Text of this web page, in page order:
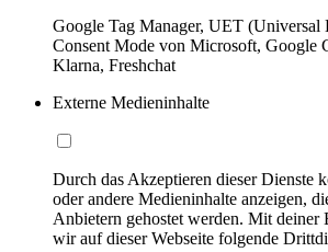
Google Tag Manager, UET (Universal
Consent Mode von Microsoft, Google
Klarna, Freshchat
Externe Medieninhalte
Durch das Akzeptieren dieser Dienste
oder andere Medieninhalte anzeigen,
Anbietern gehostet werden. Mit deiner
wir auf dieser Webseite folgende